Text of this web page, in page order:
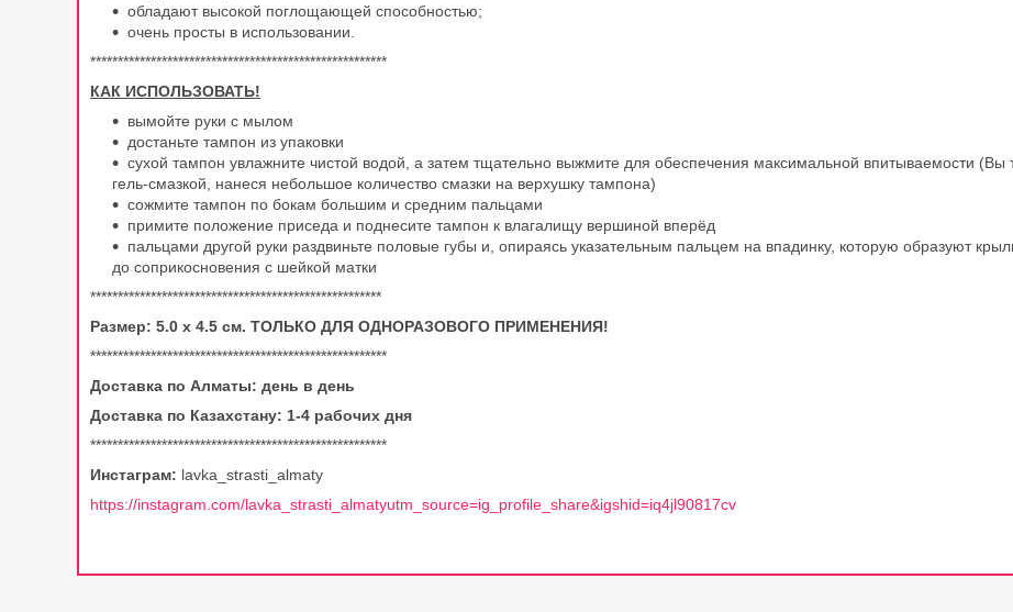
обладают высокой поглощающей способностью;
очень просты в использовании.
******************************************************
КАК ИСПОЛЬЗОВАТЬ!
вымойте руки с мылом
достаньте тампон из упаковки
сухой тампон увлажните чистой водой, а затем тщательно выжмите для обеспечения максимальной впитываемости (Вы
гель-смазкой, нанеся небольшое количество смазки на верхушку тампона)
сожмите тампон по бокам большим и средним пальцами
примите положение приседа и поднесите тампон к влагалищу вершиной вперёд
пальцами другой руки раздвиньте половые губы и, опираясь указательным пальцем на впадинку, которую образуют
до соприкосновения с шейкой матки
*****************************************************
Размер: 5.0 x 4.5 см. ТОЛЬКО ДЛЯ ОДНОРАЗОВОГО ПРИМЕНЕНИЯ!
******************************************************
Доставка по Алматы: день в день
Доставка по Казахстану: 1-4 рабочих дня
******************************************************
Инстаграм: lavka_strasti_almaty
https://instagram.com/lavka_strasti_almatyutm_source=ig_profile_share&igshid=iq4jl90817cv